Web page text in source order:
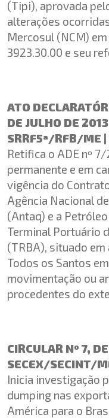
(Tipi), aprovada
alterações
Mercosul (NCM)
3923.30.00 e seu
ATO
DE JULHO DE 2013
SRRF5ª/RFB/
Retifica o ADE nº
permanente e em
vigência do
Agência Nacional
(Antaq) e a
Terminal Portuário
(TRBA), situado em
Todos os Santos
movimentação ou
procedentes do
CIRCULAR Nº 7,
SECEX/SECINT/
Inicia investigação
dumping nas
América para o